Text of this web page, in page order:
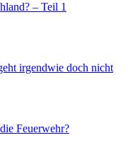
– Teil 1
irgendwie doch nicht
Feuerwehr?